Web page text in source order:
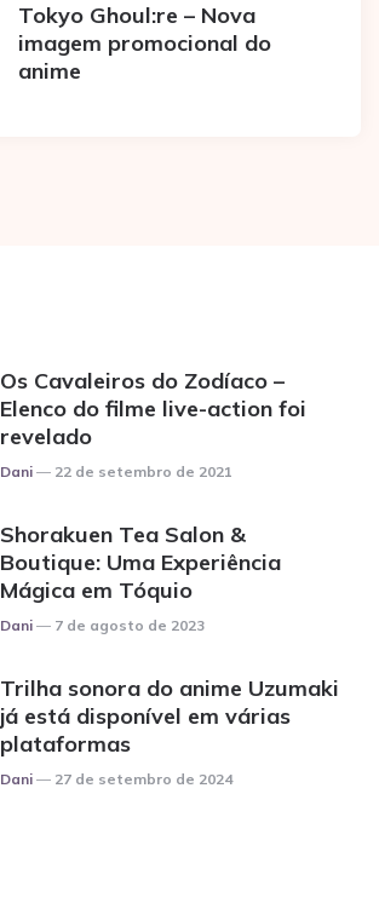
Tokyo Ghoul:re – Nova
imagem promocional do
anime
Os Cavaleiros do Zodíaco –
Elenco do filme live-action foi
revelado
Posted
Dani 22 de setembro de 2021
Shorakuen Tea Salon &
Boutique: Uma Experiência
Mágica em Tóquio
Posted
Dani 7 de agosto de 2023
Trilha sonora do anime Uzumaki
já está disponível em várias
plataformas
Posted
Dani 27 de setembro de 2024